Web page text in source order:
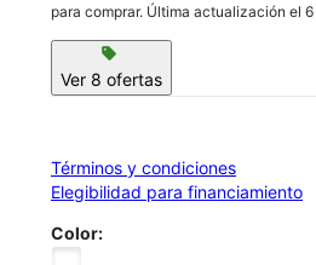
para comprar. Última actualización el
sell
Ver 8 ofertas
Términos y condiciones
Elegibilidad para financiamiento
Color: